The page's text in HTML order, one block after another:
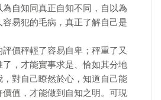
自知同真正自知不同，自以為
易犯的毛病，真正了解自己是
價秤輕了容易自卑；秤重了又
，才能實事求是、恰如其分地
對自己瞭然於心，知道自己能
值，才能做到自知之明。可現